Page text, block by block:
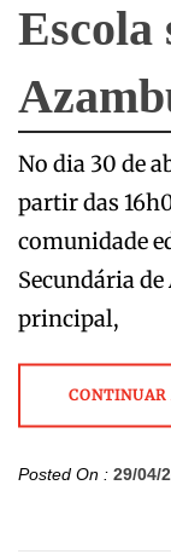
Escola
No dia 30 de
partir das
comunidade
Secundária de
principal,
CONTINUAR
Posted On : 29/04/